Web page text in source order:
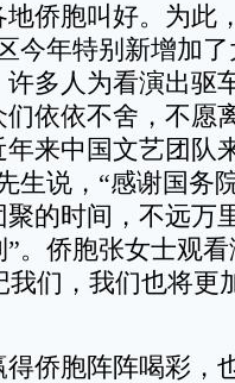
胞叫好。为此
今年特别新增加
多人为看演出驱
依依不舍，不愿
来中国文艺团队
生说，“感谢国务
的时间，不远万
。侨胞张女士观
我们，我们也将更
侨胞阵阵喝彩，